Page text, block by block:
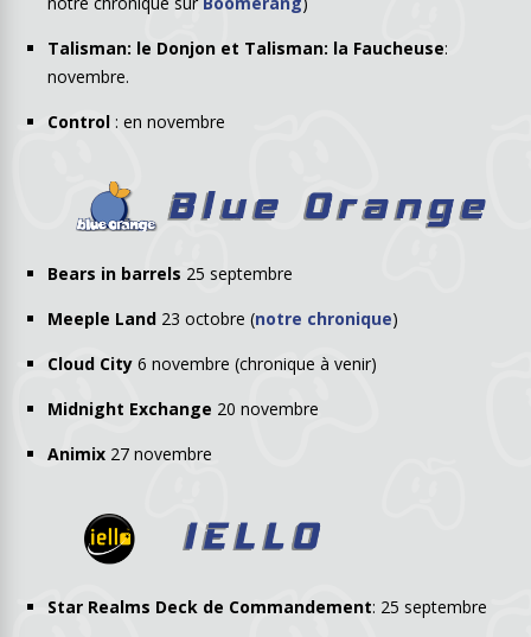
Talisman: le Donjon et Talisman: la Faucheuse:
novembre.
Control : en novembre
Bears in barrels 25 septembre
Meeple Land 23 octobre (notre chronique)
Cloud City 6 novembre (chronique à venir)
Midnight Exchange 20 novembre
Animix 27 novembre
Star Realms Deck de Commandement: 25 septembre